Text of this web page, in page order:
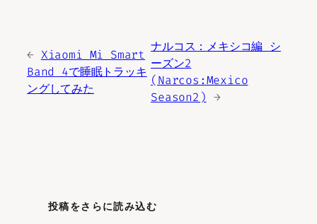
← Xiaomi Mi Smart
Band 4で睡眠トラッキ
ングしてみた
ナルコス：メキシコ編 シ
ーズン2
(Narcos:Mexico
Season2) →
投稿をさらに読み込む